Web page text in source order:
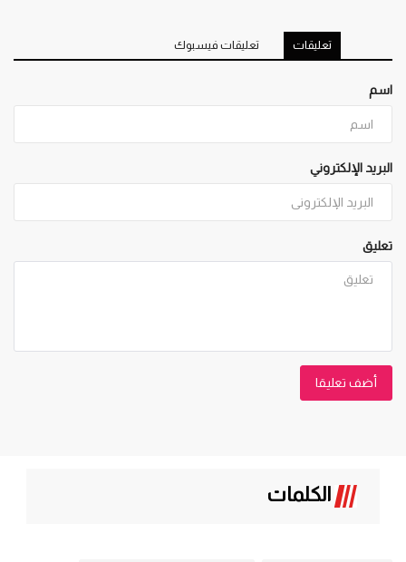
تعليقات تعليقات فيسبوك
اسم
البريد الإلكتروني
تعليق
أضف تعليقا
الكلمات